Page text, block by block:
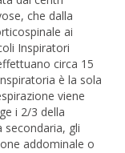
che dalla
ai
Inspiratori
circa 15
è la sola
viene
i 2/3 della
secondaria, gli
addominale o